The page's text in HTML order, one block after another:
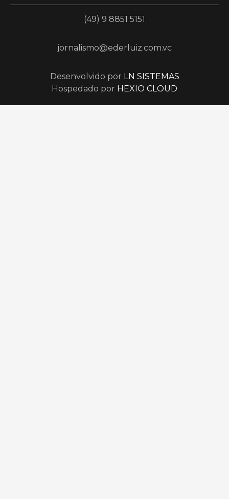
(49) 9 8851 5151
jornalismo@ederluiz.com.vc
Desenvolvido por LN SISTEMAS
Hospedado por HEXIO CLOUD